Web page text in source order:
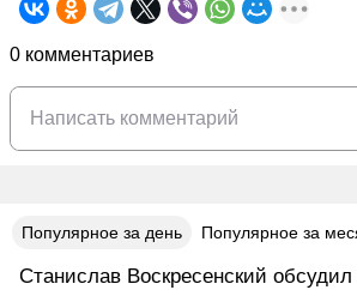
0 комментариев
Популярное за день Популярное за
Станислав Воскресенский